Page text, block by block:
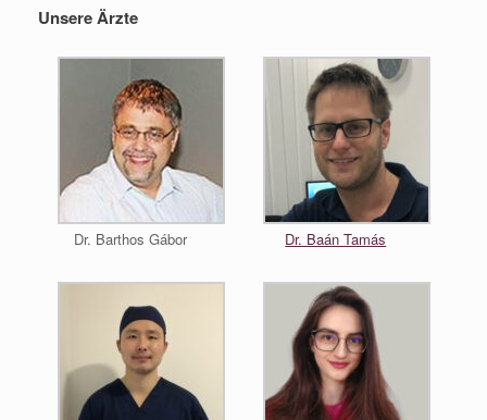
Unsere Ärzte
Dr. Barthos Gábor Dr. Baán Tamás